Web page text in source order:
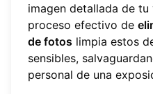
imagen detallada de
proceso efectivo de
de fotos limpia estos
sensibles,
personal de una